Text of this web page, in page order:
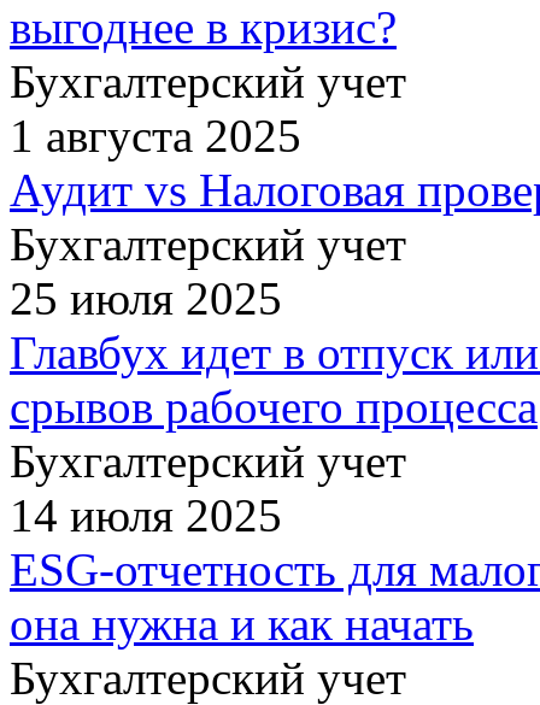
выгоднее в кризис?
Бухгалтерский учет
1 августа 2025
Аудит vs Налоговая
Бухгалтерский учет
25 июля 2025
Главбух идет в отпуск
срывов рабочего процесса
Бухгалтерский учет
14 июля 2025
ESG-отчетность для
она нужна и как начать
Бухгалтерский учет